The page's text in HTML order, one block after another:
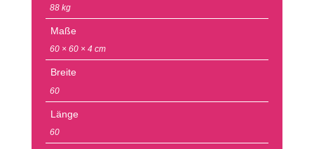
88 kg
Maße
60 × 60 × 4 cm
Breite
60
Länge
60